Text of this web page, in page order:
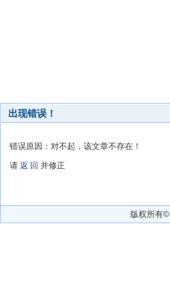
出现错误！
错误原因：对不起，该文章不存在！
请 返 回 并修正
版权所有©